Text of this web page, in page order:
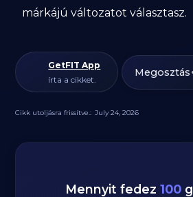
márkájú változatot választasz.
GetFIT App
írta a cikket.
Megosztás
Cikk utoljásra frissítve.: July 24, 2026
Mennyit fedez 100 g